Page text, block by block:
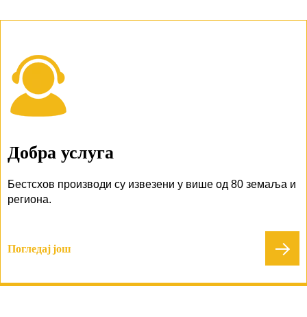
Добра услуга
Бестсхов производи су извезени у више од 80 земаља и
региона.
Погледај још